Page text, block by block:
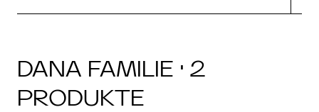
DANA FAMILIE · 2
PRODUKTE